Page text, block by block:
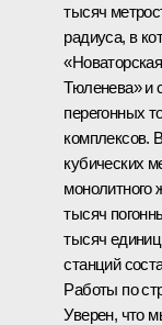
тысяч
радиуса, в
Тюленева» и
перегонных
комплексов.
кубических
монолитного
тысяч
тысяч
станций
Работы по
Уверен, что